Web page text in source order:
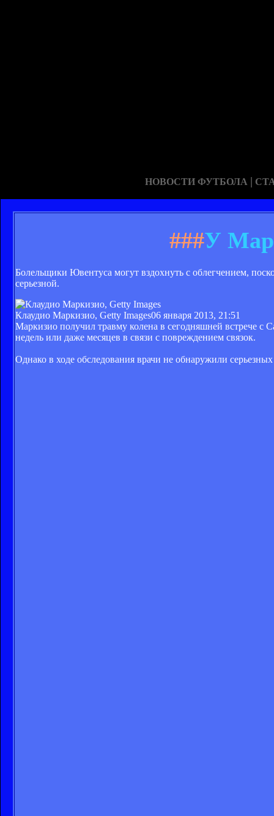
НОВОСТИ ФУТБОЛА |
###У
Болельщики Ювентуса могут вздохнуть с облегчением,
серьезной.
Клаудио Маркизио, Getty Images06 января 2013, 21:51
Маркизио получил травму колена в сегодняшней встрече с
недель или даже месяцев в связи с повреждением связок.
Однако в ходе обследования врачи не обнаружили